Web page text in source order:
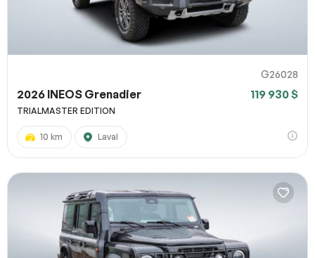
G26028
2026 INEOS Grenadier 119 930 $
TRIALMASTER EDITION
10 km Laval